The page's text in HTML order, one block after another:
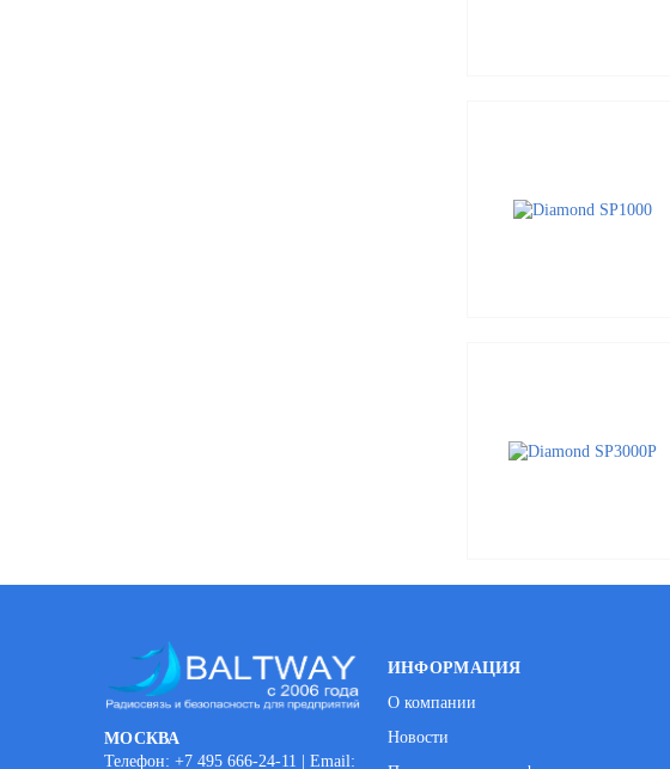
МОСКВА
Телефон: +7 495 666-24-11 | Email:
ИНФОРМАЦИЯ
О компании
Новости